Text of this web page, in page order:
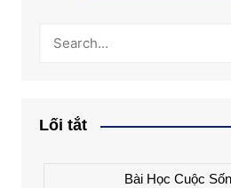
Lối tắt
Bài Học Cuộc